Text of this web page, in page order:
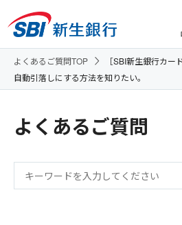
よくあるご質問TOP
［SBI新生銀行カー
自動引落しにする方法を知りたい。
よくあるご質問